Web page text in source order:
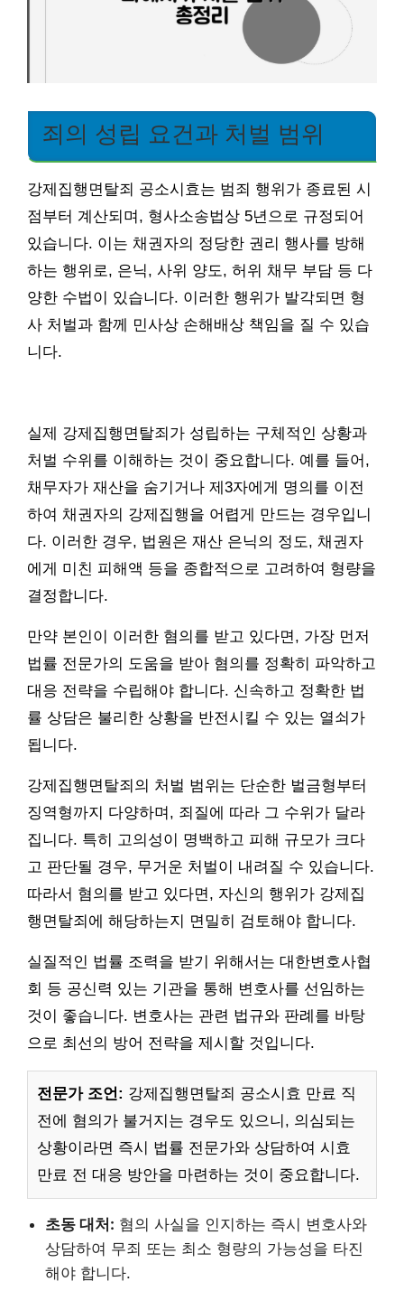
죄의 성립 요건과 처벌 범위
강제집행면탈죄 공소시효는 범죄 행위가 종료된 시
점부터 계산되며, 형사소송법상 5년으로 규정되어
있습니다. 이는 채권자의 정당한 권리 행사를 방해
하는 행위로, 은닉, 사위 양도, 허위 채무 부담 등 다
양한 수법이 있습니다. 이러한 행위가 발각되면 형
사 처벌과 함께 민사상 손해배상 책임을 질 수 있습
니다.
실제 강제집행면탈죄가 성립하는 구체적인 상황과
처벌 수위를 이해하는 것이 중요합니다. 예를 들어,
채무자가 재산을 숨기거나 제3자에게 명의를 이전
하여 채권자의 강제집행을 어렵게 만드는 경우입니
다. 이러한 경우, 법원은 재산 은닉의 정도, 채권자
에게 미친 피해액 등을 종합적으로 고려하여 형량을
결정합니다.
만약 본인이 이러한 혐의를 받고 있다면, 가장 먼저
법률 전문가의 도움을 받아 혐의를 정확히 파악하고
대응 전략을 수립해야 합니다. 신속하고 정확한 법
률 상담은 불리한 상황을 반전시킬 수 있는 열쇠가
됩니다.
강제집행면탈죄의 처벌 범위는 단순한 벌금형부터
징역형까지 다양하며, 죄질에 따라 그 수위가 달라
집니다. 특히 고의성이 명백하고 피해 규모가 크다
고 판단될 경우, 무거운 처벌이 내려질 수 있습니다.
따라서 혐의를 받고 있다면, 자신의 행위가 강제집
행면탈죄에 해당하는지 면밀히 검토해야 합니다.
실질적인 법률 조력을 받기 위해서는 대한변호사협
회 등 공신력 있는 기관을 통해 변호사를 선임하는
것이 좋습니다. 변호사는 관련 법규와 판례를 바탕
으로 최선의 방어 전략을 제시할 것입니다.
전문가 조언: 강제집행면탈죄 공소시효 만료 직
전에 혐의가 불거지는 경우도 있으니, 의심되는
상황이라면 즉시 법률 전문가와 상담하여 시효
만료 전 대응 방안을 마련하는 것이 중요합니다.
초동 대처: 혐의 사실을 인지하는 즉시 변호사와
상담하여 무죄 또는 최소 형량의 가능성을 타진
해야 합니다.